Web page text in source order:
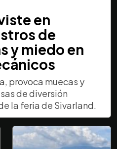
en
de
y miedo en
provoca muecas y
de diversión
la feria de Sivarland.